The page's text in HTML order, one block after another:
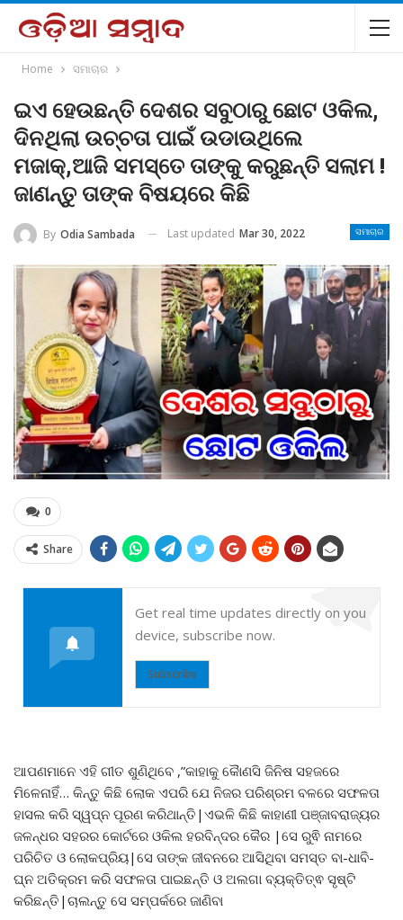
Home ସମାଚାର
ଇଏ ହେଉଛନ୍ତି ଦେଶର ସବୁଠାରୁ ଛୋଟ ଓକିଲ,
ଦିନଥିଲା ଉଚ୍ଚତା ପାଇଁ ଉଡାଉଥିଲେ
ମଜାକ୍,ଆଜି ସମସ୍ତେ ତାଙ୍କୁ କରୁଛନ୍ତି ସଲାମ !
ଜାଣନ୍ତୁ ତାଙ୍କ ବିଷୟରେ କିଛି
ସମାଚାର
By Odia Sambada Last updated Mar 30, 2022
0
Share
Get real time updates directly on you
device, subscribe now.
Subscribe
ଆପଣମାନେ ଏହି ଗୀତ ଶୁଣିଥିବେ ,”କାହାକୁ କୈାଣସି ଜିନିଷ ସହଜରେ
ମିଳେନାହିଁ… କିନ୍ତୁ କିଛି ଲୋକ ଏପରି ଯେ ନିଜର ପରିଶ୍ରମ ବଳରେ ସଫଳତା
ହାସଲ କରି ସ୍ୱପ୍ନ ପୂରଣ କରିଥାନ୍ତି|ଏଭଳି କିଛି କାହାଣୀ ପଞ୍ଜାବରାଜ୍ୟର
ଜଳନ୍ଧର ସହରର କୋର୍ଟରେ ଓକିଲ ହରବିନ୍ଦର କୈର |ସେ ରୁଵି ନାମରେ
ପରିଚିତ ଓ ଲୋକପ୍ରିୟ|ସେ ତାଙ୍କ ଜୀବନରେ ଆସିଥିବା ସମସ୍ତ ବା-ଧାବି-
ଘ୍ନ ଅତିକ୍ରମ କରି ସଫଳତା ପାଇଛନ୍ତି ଓ ଅଲଗା ବ୍ୟକ୍ତିତ୍ଵ ସୃଷ୍ଟି
କରିଛନ୍ତି|ଚାଲନ୍ତୁ ସେ ସମ୍ପର୍କରେ ଜାଣିବା